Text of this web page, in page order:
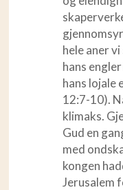
hele aner
hans
hans lojale
12:7-10).
klimaks.
Gud en
med
kongen
Jerusalem